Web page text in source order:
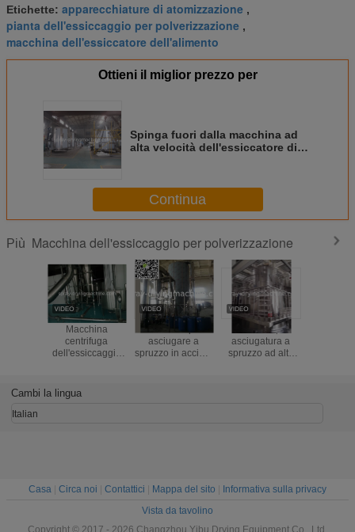
Etichette: apparecchiature di atomizzazione ,
pianta dell'essiccaggio per polverizzazione ,
macchina dell'essiccatore dell'alimento
Ottieni il miglior prezzo per
Spinga fuori dalla macchina ad
alta velocità dell'essiccatore di
latte scremato in polvere
Continua
Più Macchina dell'essiccaggio per polverizzazione
Macchina
centrifuga
dell'essiccaggio
asciugare a
spruzzo in acciaio
Macchine per
asciugatura a
spruzzo ad alta
Cambi la lingua
Italian
Casa Circa noi Contattici Mappa del sito
Informativa sulla privacy
Vista da tavolino